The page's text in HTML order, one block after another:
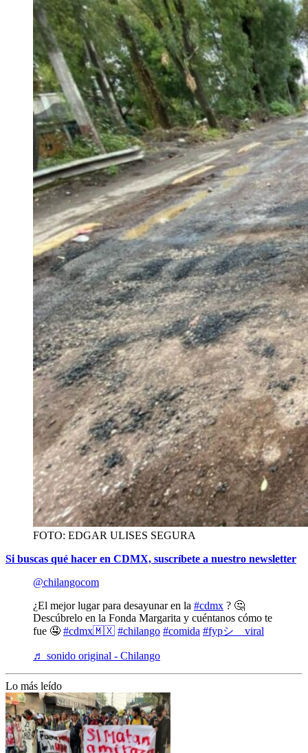
FOTO: EDGAR ULISES SEGURA
Si buscas qué hacer en CDMX, suscríbete a nuestro newsletter
@chilangocom
¿El mejor lugar para desayunar en la #cdmx ? 🤔
Descúbrelo en la Fonda Margarita y cuéntanos cómo te
fue 🤤 #cdmx🇲🇽 #chilango #comida #fypシ゚viral
♬ sonido original - Chilango
Lo más leído